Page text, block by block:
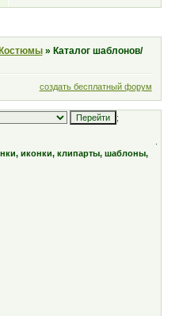
» Каталог шаблонов/
создать бесплатный форум
;
иконки, клипарты, шаблоны,